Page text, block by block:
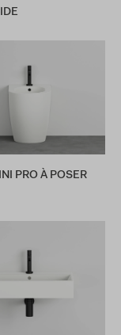
PRO À POSER